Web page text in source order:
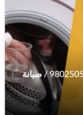
فني تصليح غسالات ابو حليفة / 98025055 / صيانة